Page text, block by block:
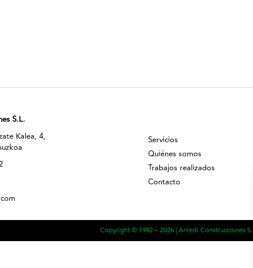
S.L.
Kalea, 4,
Servicios
Quiénes somos
Trabajos realizados
Contacto
Copyright © 1992 – 2026 | Antedi Construcciones